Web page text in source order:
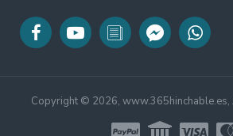
Copyright © 2026, www.365hinchable.es,